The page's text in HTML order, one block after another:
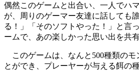
偶然このゲームと出合い、一人でハ
が、周りのゲーマー友達に話しても
る！」「そのソフトやった！」と言
ームで、あの楽しかった思い出を共
このゲームは、なんと500種類のモ
とができ、プレーヤーが与える餌の